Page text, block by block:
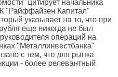
цитирует начальника
"Райффайзен Капитал"
указывает на то, что при
еще никогда не был
операций на
"Металлинвестбанка"
с тем, что для рынка
- более релевантный